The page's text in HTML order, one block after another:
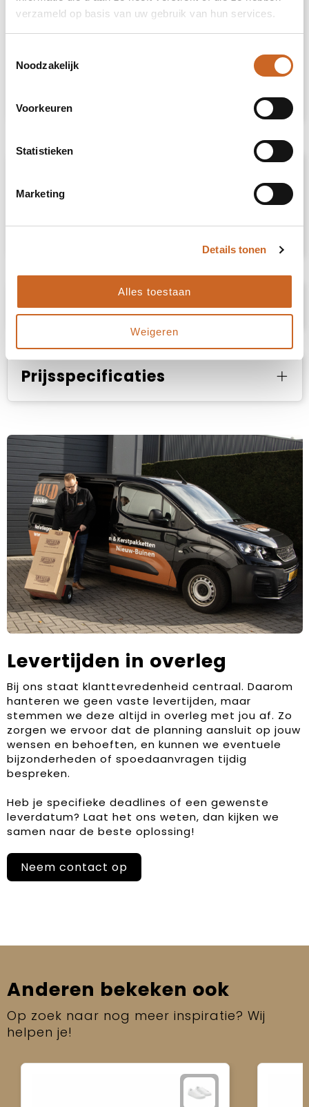
verzameld op basis van uw gebruik van hun services.
Noodzakelijk
Voorkeuren
Statistieken
Marketing
Details tonen
Alles toestaan
Weigeren
Lichtgewicht sneakers in PU met rubberen
Specificaties
Prijsspecificaties
Levertijden in overleg
Bij ons staat klanttevredenheid centraal. Daarom
hanteren we geen vaste levertijden, maar
stemmen we deze altijd in overleg met jou af. Zo
zorgen we ervoor dat de planning aansluit op jouw
wensen en behoeften, en kunnen we eventuele
bijzonderheden of spoedaanvragen tijdig
bespreken.
Heb je specifieke deadlines of een gewenste
leverdatum? Laat het ons weten, dan kijken we
samen naar de beste oplossing!
Neem contact op
Anderen bekeken ook
Op zoek naar nog meer inspiratie? Wij
helpen je!